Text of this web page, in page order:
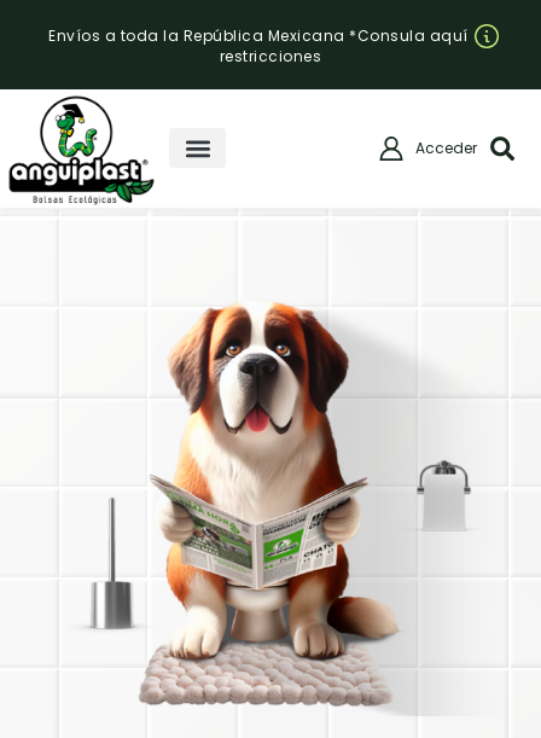
Envíos a toda la República Mexicana *Consula aquí
restricciones
Acceder